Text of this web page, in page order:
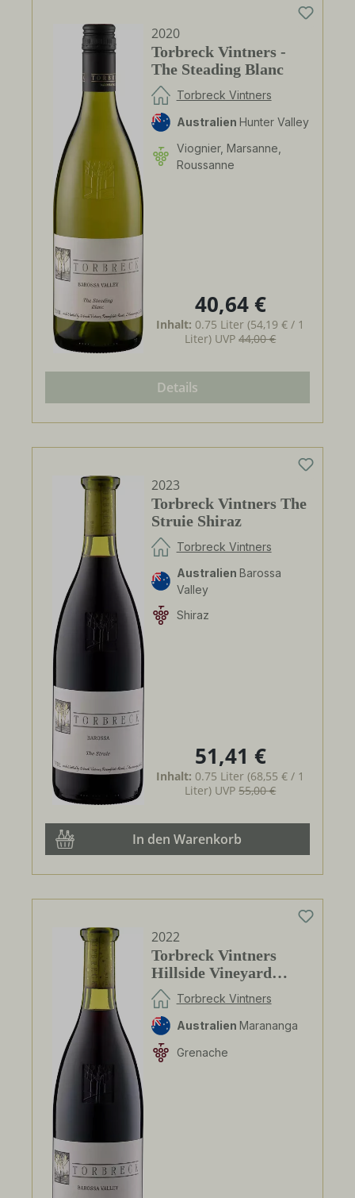
2020
Torbreck Vintners -
The Steading Blanc
Torbreck Vintners
Australien Hunter Valley
Viognier, Marsanne,
Roussanne
Regulärer Preis:
40,64 €
Inhalt: 0.75 Liter(54,19 € / 1
Liter) UVP44,00 €
Details
2023
Torbreck Vintners The
Struie Shiraz
Torbreck Vintners
Australien Barossa
Valley
Shiraz
Regulärer Preis:
51,41 €
Inhalt: 0.75 Liter(68,55 € / 1
Liter) UVP55,00 €
In den Warenkorb
2022
Torbreck Vintners
Hillside Vineyard
Grenache
Torbreck Vintners
Australien Marananga
Grenache